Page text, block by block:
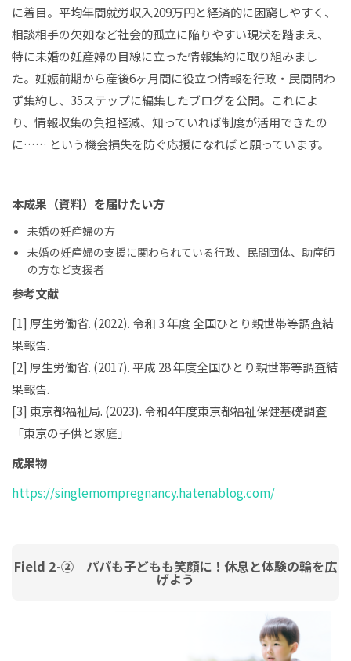
に着目。平均年間就労収入209万円と経済的に困窮しやすく、
相談相手の欠如など社会的孤立に陥りやすい現状を踏まえ、
特に未婚の妊産婦の目線に立った情報集約に取り組みまし
た。妊娠前期から産後6ヶ月間に役立つ情報を行政・民間問わ
ず集約し、35ステップに編集したブログを公開。これによ
り、情報収集の負担軽減、知っていれば制度が活用できたの
に…… という機会損失を防ぐ応援になればと願っています。
本成果（資料）を届けたい方
未婚の妊産婦の方
未婚の妊産婦の支援に関わられている行政、民間団体、助産師
の方など支援者
参考文献
[1] 厚生労働省. (2022). 令和 3 年度 全国ひとり親世帯等調査結
果報告.
[2] 厚生労働省. (2017). 平成 28 年度全国ひとり親世帯等調査結
果報告.
[3] 東京都福祉局. (2023). 令和4年度東京都福祉保健基礎調査
「東京の子供と家庭」
成果物
https://singlemompregnancy.hatenablog.com/
Field 2-② パパも子どもも笑顔に！休息と体験の輪を広
げよう